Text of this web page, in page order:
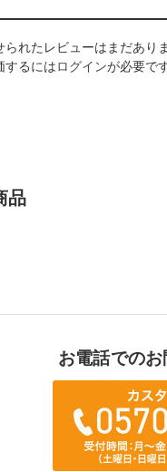
られたレビューはまだあり
するにはログインが必要です
品
お電話での